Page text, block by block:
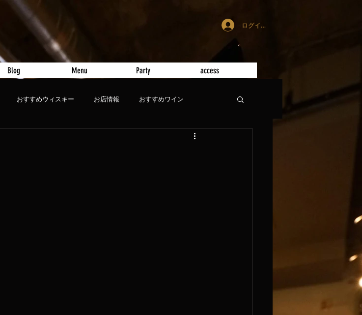
ログイン
Blog Menu Party access
おすすめウィスキー お店情報 おすすめワイン